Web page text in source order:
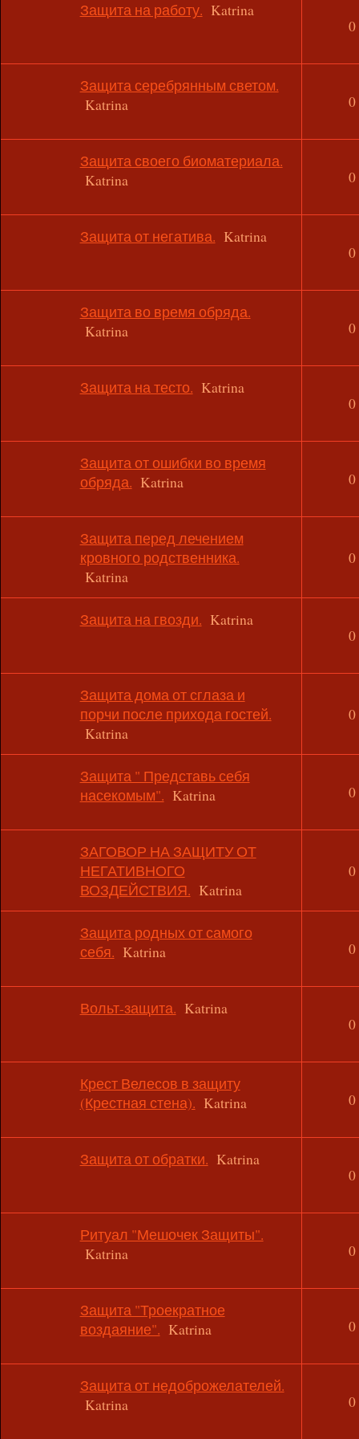
Защита на работу. Katrina
0
Защита серебрянным светом.
Katrina
0
Защита своего биоматериала.
Katrina
0
Защита от негатива. Katrina
0
Защита во время обряда.
Katrina
0
Защита на тесто. Katrina
0
Защита от ошибки во время
обряда. Katrina 0
Защита перед лечением
кровного родственника.
Katrina
0
Защита на гвозди. Katrina
0
Защита дома от сглаза и
порчи после прихода гостей.
Katrina
0
Защита " Представь себя
насекомым". Katrina 0
ЗАГОВОР НА ЗАЩИТУ ОТ
НЕГАТИВНОГО
ВОЗДЕЙСТВИЯ. Katrina
0
Защита родных от самого
себя. Katrina 0
Вольт-защита. Katrina
0
Крест Велесов в защиту
(Крестная стена). Katrina 0
Защита от обратки. Katrina
0
Ритуал "Мешочек Защиты".
Katrina
0
Защита "Троекратное
воздаяние". Katrina 0
Защита от недоброжелателей.
Katrina
0